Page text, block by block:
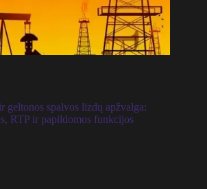
geltonos spalvos lizdų apžvalga:
RTP ir papildomos funkcijos